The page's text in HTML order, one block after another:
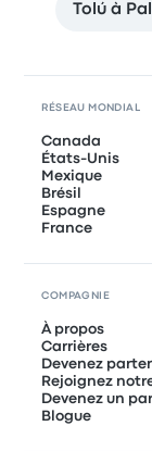
Tolú à
RÉSEAU MONDIAL
Canada
États-Unis
Mexique
Brésil
Espagne
France
COMPAGNIE
À propos
Carrières
Devenez
Rejoignez
Devenez un
Blogue